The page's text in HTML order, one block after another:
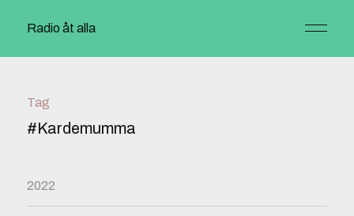
Radio åt alla
Tag
#Kardemumma
2022